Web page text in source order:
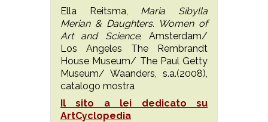
Ella Reitsma, Maria Sibylla
Merian & Daughters. Women of
Art and Science, Amsterdam/
Los Angeles The Rembrandt
House Museum/ The Paul Getty
Museum/ Waanders, s.a.(2008),
catalogo mostra
Il sito a lei dedicato su
ArtCyclopedia